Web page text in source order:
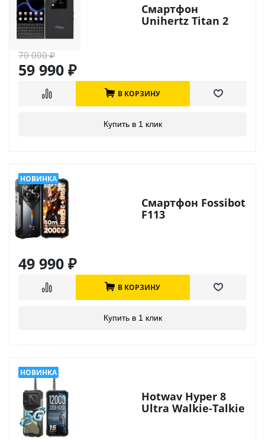
Смартфон
Unihertz Titan 2
70 000₽
59 990 ₽
В КОРЗИНУ
Купить в 1 клик
Смартфон Fossibot
F113
49 990 ₽
В КОРЗИНУ
Купить в 1 клик
Hotwav Hyper 8
Ultra Walkie-Talkie